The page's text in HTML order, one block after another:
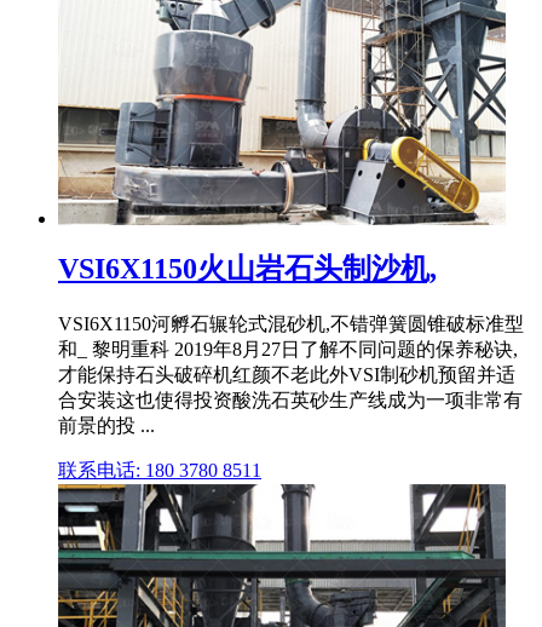
VSI6X1150火山岩石头制沙机,
VSI6X1150河孵石辗轮式混砂机,不错弹簧圆锥破标准型
和_ 黎明重科 2019年8月27日了解不同问题的保养秘诀,
才能保持石头破碎机红颜不老此外VSI制砂机预留并适
合安装这也使得投资酸洗石英砂生产线成为一项非常有
前景的投 ...
联系电话: 180 3780 8511